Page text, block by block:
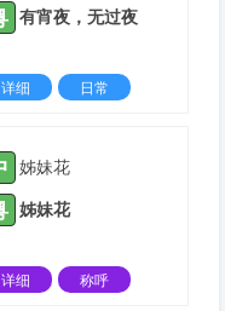
有宵夜，无过夜
详细
日常
姊妹花
姊妹花
详细
称呼